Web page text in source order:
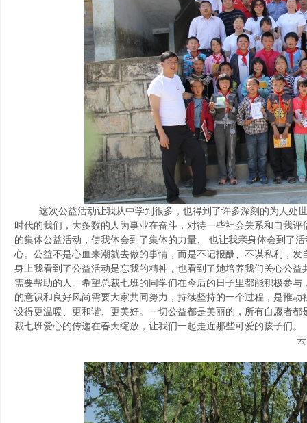
这次公益活动让我从中学到很多，也得到了许多深刻的为人处世
时代的我们，大多数的人为事业在奋斗，对待一些社会关系和自我
的集体公益活动，使我体会到了集体的力量、 也让我亲身体会到了
心。公益不是心血来潮就去做的事情，而是不记报酬、不谋私利，
身上我看到了公益活动是忘我的精神，也看到了她培养我们关心公
需要帮助的人。希望总裁七班的同学们在今后的日子里都能积极参
的意识和良好风尚需要大家共同努力，持续坚持的一个过程，是推
设得更温暖、更和谐、更美好。一切公益都是美丽的，所有自愿者
裁七班爱心的传递在春天绽放，让我们一起走近那些可爱的孩子们。
云南美好国际旅行社有限